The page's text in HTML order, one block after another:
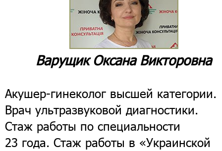
Варущик Оксана Викторовна
Акушер-гинеколог высшей категории.
Врач ультразвуковой диагностики.
Стаж работы по специальности
23 года. Стаж работы в «Украинской